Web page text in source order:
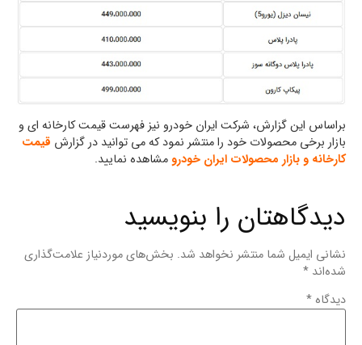
براساس این گزارش، شرکت ایران خودرو نیز فهرست قیمت کارخانه ای و
بازار برخی محصولات خود را منتشر نمود که می توانید در گزارش قیمت
کارخانه و بازار محصولات ایران خودرومشاهده نمایید.
دیدگاهتان را بنویسید
نشانی ایمیل شما منتشر نخواهد شد. بخش‌های موردنیاز علامت‌گذاری
شده‌اند *
دیدگاه *